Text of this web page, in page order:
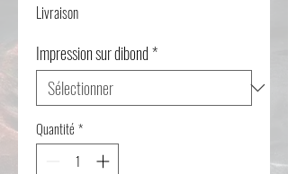
Livraison
Impression sur dibond*
Quantité *